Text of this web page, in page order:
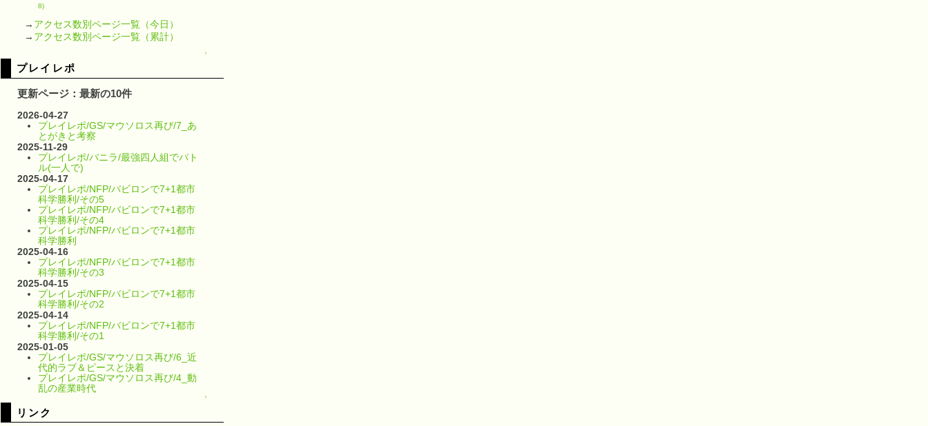
8)
→ アクセス数別ページ一覧（今日）
→ アクセス数別ページ一覧（累計）
↑
プレイレポ
更新ページ：最新の10件
2026-04-27
プレイレポ/GS/マウソロス再び/7_あ
とがきと考察
2025-11-29
プレイレポ/バニラ/最強四人組でバト
ル(一人で)
2025-04-17
プレイレポ/NFP/バビロンで7+1都市
科学勝利/その5
プレイレポ/NFP/バビロンで7+1都市
科学勝利/その4
プレイレポ/NFP/バビロンで7+1都市
科学勝利
2025-04-16
プレイレポ/NFP/バビロンで7+1都市
科学勝利/その3
2025-04-15
プレイレポ/NFP/バビロンで7+1都市
科学勝利/その2
2025-04-14
プレイレポ/NFP/バビロンで7+1都市
科学勝利/その1
2025-01-05
プレイレポ/GS/マウソロス再び/6_近
代的ラブ＆ピースと決着
プレイレポ/GS/マウソロス再び/4_動
乱の産業時代
↑
リンク